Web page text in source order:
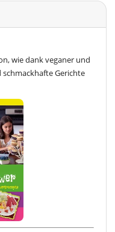
wie dank veganer und
Gerichte